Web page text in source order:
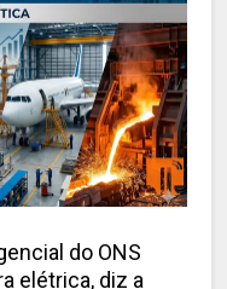
do ONS
elétrica, diz a